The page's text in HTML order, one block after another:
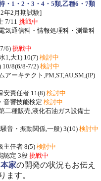
・1・2・3・4・5類,乙種6・7類
年2月期試験]
7/11 挑戦中
気通信科・情報処理科・測量科
6) 挑戦中
1,大1) 10(7)検討中
10/8(6/8-7/2)検討中
アーキテクト,PM,ST,AU,SM,(IP)
安責任者 11(8)検討中
音響技能検定 検討中
二種販売,液化石油ガス設備士
音・振動関係,一般) 3(10)検討中
主任者 8(5) 検討中
認定 3段 挑戦中
本家の開発の状況もお伝え
ます。